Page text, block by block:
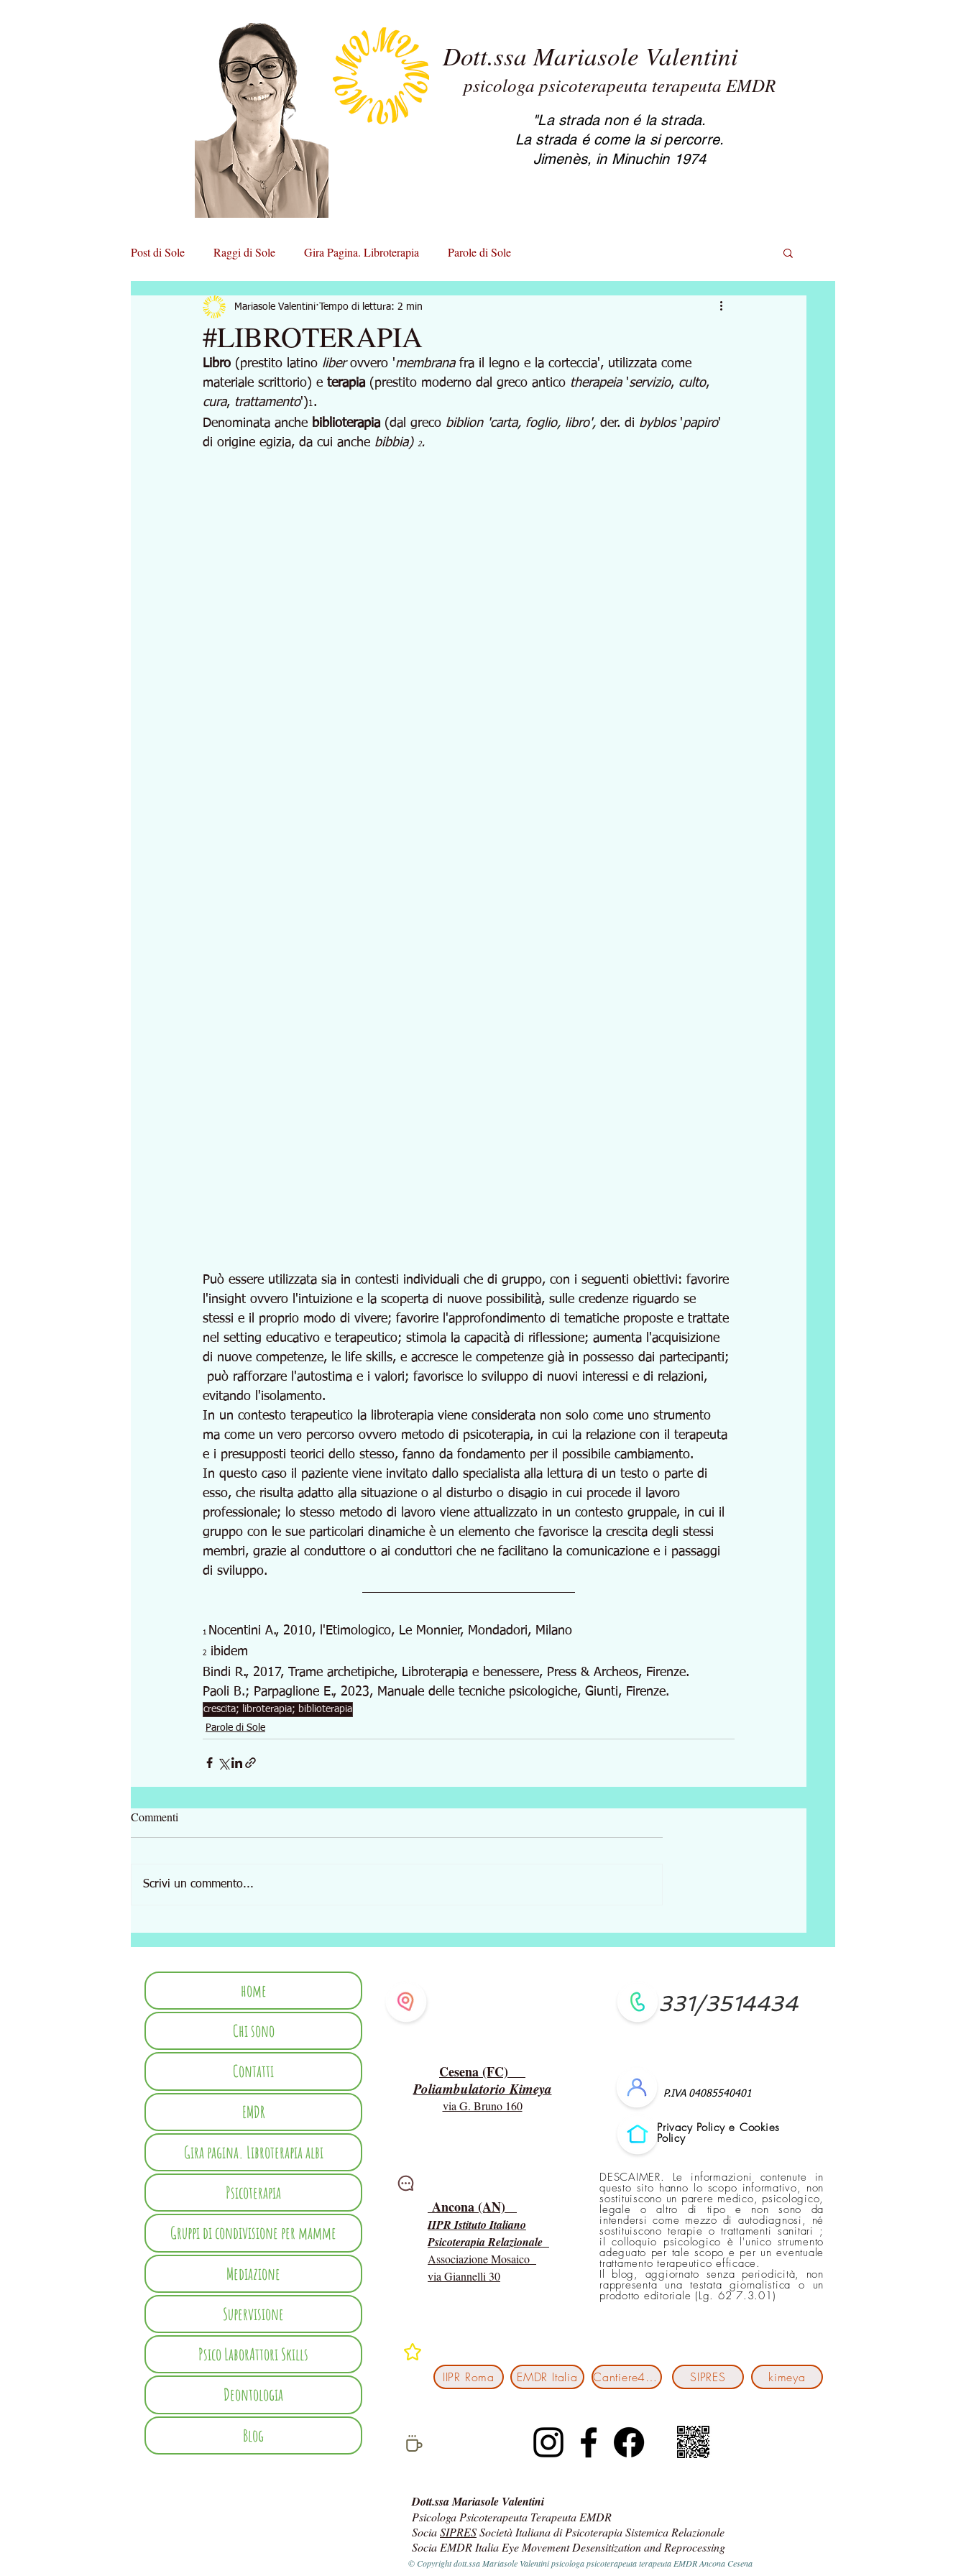
Dott.ssa Mariasole Valentini
psicologa psicoterapeuta terapeuta EMDR
2.0 Mariasole Valentini psicologa
psicoterapeuta Cesena
"La strada non é la strada.
La strada é come la si percorre.
Jimenès, in Minuchin 1974
Post di Sole Raggi di Sole Gira Pagina. Libroterapia Parole di Sole
#LIBROTERAPIA
Mariasole Valentini Tempo di lettura: 2 min
Libro (prestito latino liber ovvero 'membrana fra il legno e la corteccia', utilizzata come
materiale scrittorio) e terapia (prestito moderno dal greco antico therapeia 'servizio, culto,
cura, trattamento')1.
Denominata anche biblioterapia (dal greco biblion 'carta, foglio, libro', der. di byblos 'papiro'
di origine egizia, da cui anche bibbia) 2.
Può essere utilizzata sia in contesti individuali che di gruppo, con i seguenti obiettivi: favorire
l'insight ovvero l'intuizione e la scoperta di nuove possibilità, sulle credenze riguardo se
stessi e il proprio modo di vivere; favorire l'approfondimento di tematiche proposte e trattate
nel setting educativo e terapeutico; stimola la capacità di riflessione; aumenta l'acquisizione
di nuove competenze, le life skills, e accresce le competenze già in possesso dai partecipanti;
può rafforzare l'autostima e i valori; favorisce lo sviluppo di nuovi interessi e di relazioni,
evitando l'isolamento.
In un contesto terapeutico la libroterapia viene considerata non solo come uno strumento
ma come un vero percorso ovvero metodo di psicoterapia, in cui la relazione con il terapeuta
e i presupposti teorici dello stesso, fanno da fondamento per il possibile cambiamento.
In questo caso il paziente viene invitato dallo specialista alla lettura di un testo o parte di
esso, che risulta adatto alla situazione o al disturbo o disagio in cui procede il lavoro
professionale; lo stesso metodo di lavoro viene attualizzato in un contesto gruppale, in cui il
gruppo con le sue particolari dinamiche è un elemento che favorisce la crescita degli stessi
membri, grazie al conduttore o ai conduttori che ne facilitano la comunicazione e i passaggi
di sviluppo.
1 Nocentini A., 2010, l'Etimologico, Le Monnier, Mondadori, Milano
2
ibidem
Bindi R., 2017, Trame archetipiche, Libroterapia e benessere, Press & Archeos, Firenze.
Paoli B.; Parpaglione E., 2023, Manuale delle tecniche psicologiche, Giunti, Firenze.
crescita; libroterapia; biblioterapia
Parole di Sole
Commenti
Scrivi un commento...
home
Chi sono
Contatti
EMDR
Gira pagina. Libroterapia albi
Psicoterapia
Gruppi di condivisione per mamme
Mediazione
Supervisione
Psico LaborAttori Skills
Deontologia
Blog
Cesena (FC)
Poliambulatorio Kimeya
via G. Bruno 160
Ancona (AN)
IIPR Istituto Italiano
Psicoterapia Relazionale
Associazione Mosaico
via Giannelli 30
331/3514434
P.IVA 04085540401
Privacy Policy e Cookies
Policy
DESCAIMER. Le informazioni contenute in
questo sito hanno lo scopo informativo, non
sostituiscono un parere medico, psicologico,
legale o altro di tipo e non sono da
intendersi come mezzo di autodiagnosi, né
sostituiscono terapie o trattamenti sanitari ;
il colloquio psicologico è l'unico strumento
adeguato per tale scopo e per un eventuale
trattamento terapeutico efficace.
Il blog, aggiornato senza periodicità, non
rappresenta una testata giornalistica o un
prodotto editoriale (Lg. 62 7.3.01)
IIPR Roma EMDR Italia Cantiere411 SIPRES kimeya
Dott.ssa Mariasole Valentini
Psicologa Psicoterapeuta Terapeuta EMDR
SociaSIPRESSocietà Italiana di Psicoterapia Sistemica Relazionale
Socia EMDR Italia Eye Movement Desensitization and Reprocessing
© Copyright dott.ssa Mariasole Valentini psicologa psicoterapeuta terapeuta EMDR Ancona Cesena